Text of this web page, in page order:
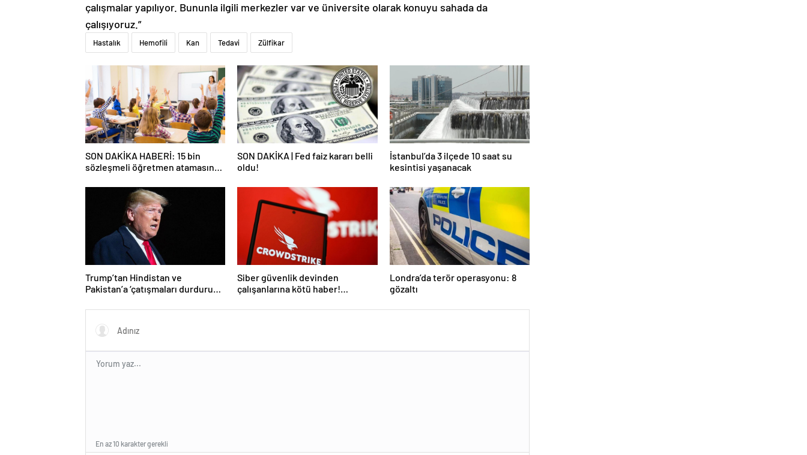
çalışmalar yapılıyor. Bununla ilgili merkezler var ve üniversite olarak konuyu sahada da
çalışıyoruz.”
Hastalık Hemofili Kan Tedavi Zülfikar
SON DAKİKA HABERİ: 15 bin
sözleşmeli öğretmen atamasında
açıklandı
SON DAKİKA | Fed faiz kararı belli
oldu!
İstanbul’da 3 ilçede 10 saat su
kesintisi yaşanacak
Trump’tan Hindistan ve
Pakistan’a ‘çatışmaları durdurun’
Siber güvenlik devinden
çalışanlarına kötü haber!
Londra’da terör operasyonu: 8
gözaltı
En az 10 karakter gerekli